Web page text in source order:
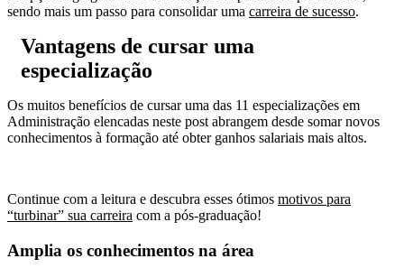
sendo mais um passo para consolidar uma carreira de sucesso.
Vantagens de cursar uma
especialização
Os muitos benefícios de cursar uma das 11 especializações em
Administração elencadas neste post abrangem desde somar novos
conhecimentos à formação até obter ganhos salariais mais altos.
Continue com a leitura e descubra esses ótimos motivos para
“turbinar” sua carreira com a pós-graduação!
Amplia os conhecimentos na área